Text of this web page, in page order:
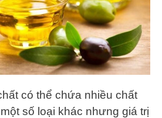
có thể chứa nhiều chất
số loại khác nhưng giá trị